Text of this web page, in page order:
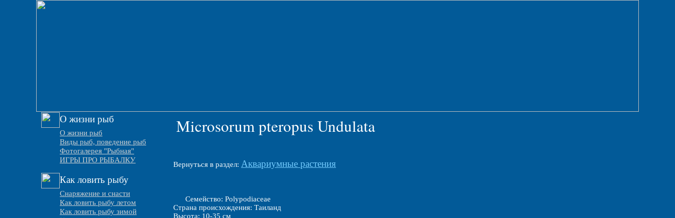
О жизни рыб
О жизни рыб
Виды рыб, поведение рыб
Фотогалерея "Рыбная"
ИГРЫ ПРО РЫБАЛКУ
Как ловить рыбу
Снаряжение и снасти
Как ловить рыбу летом
Как ловить рыбу зимой
Microsorum pteropus Undulata
Вернуться в раздел: Аквариумные растения
Cемейство: Polypodiaceae
Страна происхождения: Таиланд
Высота: 10-35 см